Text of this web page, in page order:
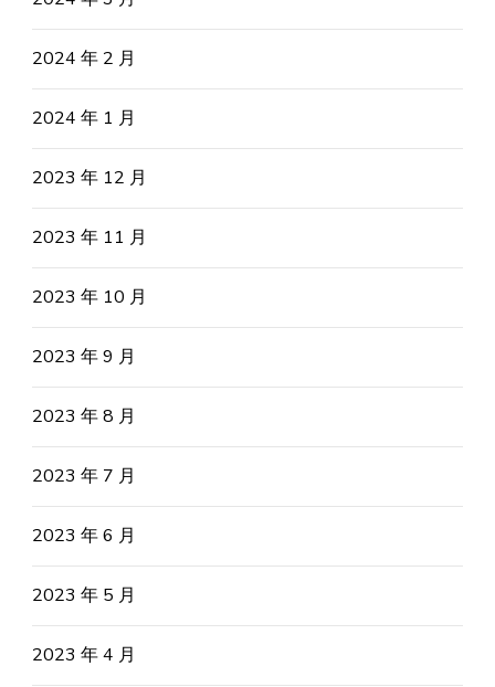
2024 年 2 月
2024 年 1 月
2023 年 12 月
2023 年 11 月
2023 年 10 月
2023 年 9 月
2023 年 8 月
2023 年 7 月
2023 年 6 月
2023 年 5 月
2023 年 4 月